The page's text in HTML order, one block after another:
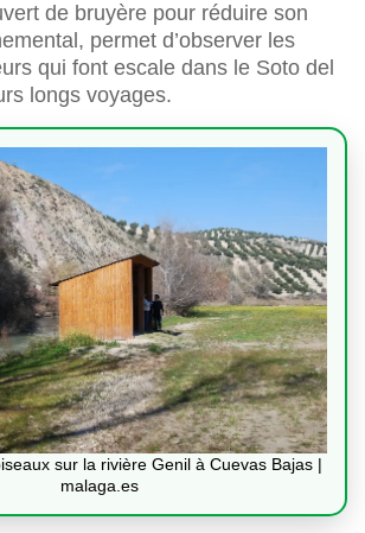
de bruyère pour réduire son
permet d’observer les
qui font escale dans le Soto del
longs voyages.
sur la rivière Genil à Cuevas Bajas |
malaga.es